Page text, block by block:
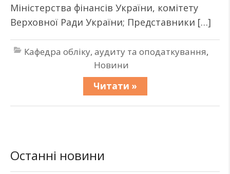
Міністерства фінансів України, комітету
Верховної Ради України; Представники […]
Кафедра обліку, аудиту та оподаткування,
Новини
Читати »
Останні новини